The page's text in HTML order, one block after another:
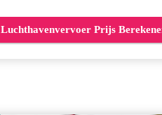
Luchthavenvervoer Prijs